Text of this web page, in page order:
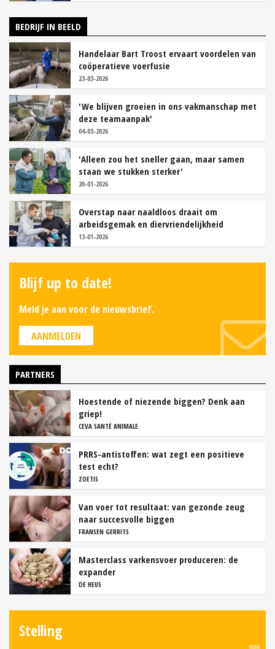
BEDRIJF IN BEELD
Handelaar Bart Troost ervaart voordelen van
coöperatieve voerfusie
23-03-2026
'We blijven groeien in ons vakmanschap met
deze teamaanpak'
04-03-2026
'Alleen zou het sneller gaan, maar samen
staan we stukken sterker'
20-01-2026
Overstap naar naaldloos draait om
arbeidsgemak en diervriendelijkheid
13-01-2026
Blijf up to date!
Meld je aan voor de nieuwsbrief.
AANMELDEN
PARTNERS
Hoestende of niezende biggen? Denk aan
griep!
CEVA SANTÉ ANIMALE
PRRS-antistoffen: wat zegt een positieve
test echt?
ZOETIS
Van voer tot resultaat: van gezonde zeug
naar succesvolle biggen
FRANSEN GERRITS
Masterclass varkensvoer produceren: de
expander
DE HEUS
Stelling